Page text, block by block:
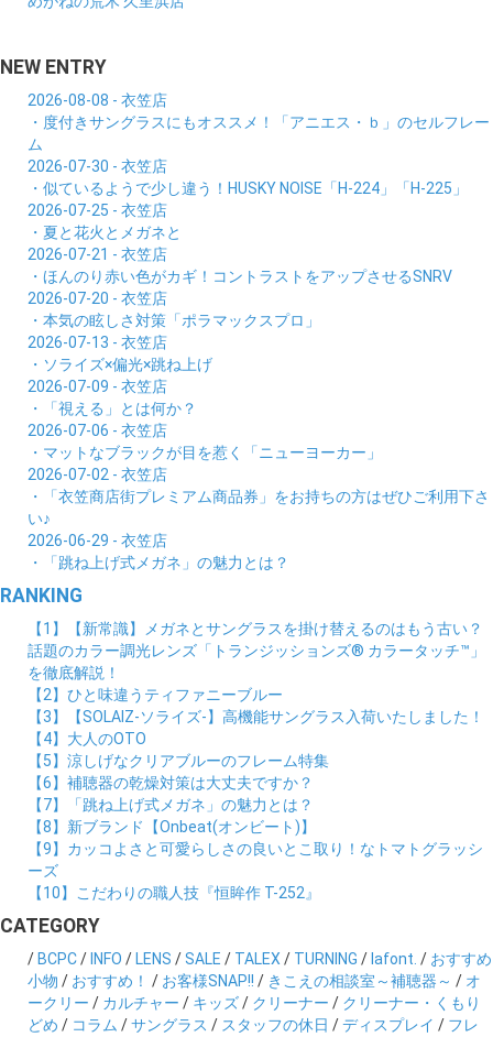
NEW ENTRY
2026-08-08 - 衣笠店
・度付きサングラスにもオススメ！「アニエス・ｂ」のセルフレー
ム
2026-07-30 - 衣笠店
・似ているようで少し違う！HUSKY NOISE「H-224」「H-225」
2026-07-25 - 衣笠店
・夏と花火とメガネと
2026-07-21 - 衣笠店
・ほんのり赤い色がカギ！コントラストをアップさせるSNRV
2026-07-20 - 衣笠店
・本気の眩しさ対策「ポラマックスプロ」
2026-07-13 - 衣笠店
・ソライズ×偏光×跳ね上げ
2026-07-09 - 衣笠店
・「視える」とは何か？
2026-07-06 - 衣笠店
・マットなブラックが目を惹く「ニューヨーカー」
2026-07-02 - 衣笠店
・「衣笠商店街プレミアム商品券」をお持ちの方はぜひご利用下さ
い♪
2026-06-29 - 衣笠店
・「跳ね上げ式メガネ」の魅力とは？
RANKING
【1】【新常識】メガネとサングラスを掛け替えるのはもう古い？
話題のカラー調光レンズ「トランジッションズ® カラータッチ™」
を徹底解説！
【2】ひと味違うティファニーブルー
【3】【SOLAIZ-ソライズ-】高機能サングラス入荷いたしました！
【4】大人のOTO
【5】涼しげなクリアブルーのフレーム特集
【6】補聴器の乾燥対策は大丈夫ですか？
【7】「跳ね上げ式メガネ」の魅力とは？
【8】新ブランド【Onbeat(オンビート)】
【9】カッコよさと可愛らしさの良いとこ取り！なトマトグラッシ
ーズ
【10】こだわりの職人技『恒眸作 T-252』
CATEGORY
/ BCPC/ INFO / LENS /SALE / TALEX / TURNING / lafont. / おすすめ
小物 / おすすめ！ / お客様SNAP!! / きこえの相談室～補聴器～ / オ
ークリー / カルチャー / キッズ/ クリーナー / クリーナー・くもり
どめ / コラム /サングラス / スタッフの休日 /ディスプレイ / フレ